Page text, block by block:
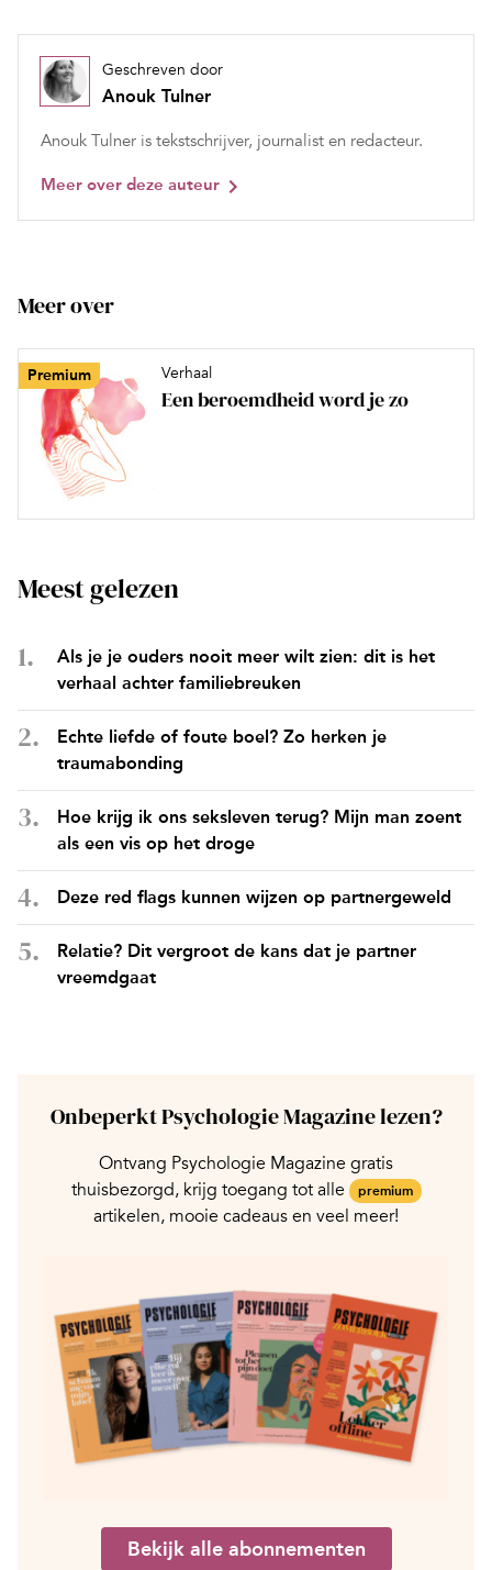
Geschreven door
Anouk Tulner
Anouk Tulner is tekstschrijver, journalist en redacteur.
Meer over deze auteur
Meer over
Premium Verhaal
Een beroemdheid word je zo
Meest gelezen
Als je je ouders nooit meer wilt zien: dit is het
verhaal achter familiebreuken
Echte liefde of foute boel? Zo herken je
traumabonding
Hoe krijg ik ons seksleven terug? Mijn man zoent
als een vis op het droge
Deze red flags kunnen wijzen op partnergeweld
Relatie? Dit vergroot de kans dat je partner
vreemdgaat
Onbeperkt Psychologie Magazine lezen?
Ontvang Psychologie Magazine gratis
thuisbezorgd, krijg toegang tot alle
premium
artikelen, mooie cadeaus en veel meer!
Bekijk alle abonnementen